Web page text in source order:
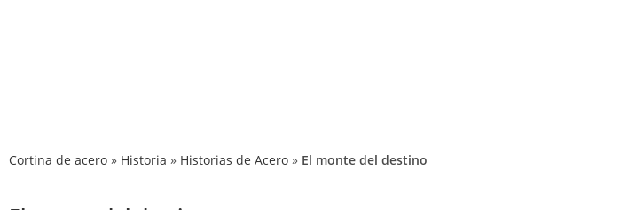
Cortina de acero » Historia » Historias de Acero » El monte del destino